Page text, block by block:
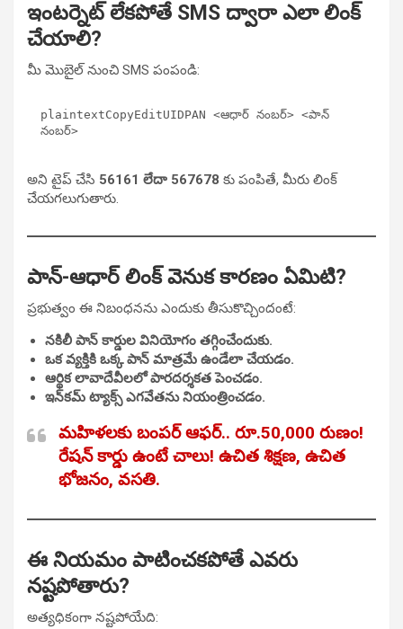
ఇంటర్నెట్ లేకపోతే SMS ద్వారా ఎలా లింక్
చేయాలి?
మీ మొబైల్ నుంచి SMS పంపండి:
plaintextCopyEditUIDPAN <ఆధార్ నంబర్> <పాన్
అని టైప్ చేసి 56161 లేదా 567678 కు పంపితే, మీరు లింక్
చేయగలుగుతారు.
పాన్-ఆధార్ లింక్ వెనుక కారణం ఏమిటి?
ప్రభుత్వం ఈ నిబంధనను ఎందుకు తీసుకొచ్చిందంటే:
నకిలీ పాన్ కార్డుల వినియోగం తగ్గించేందుకు.
ఒక వ్యక్తికి ఒక్క పాన్ మాత్రమే ఉండేలా చేయడం.
ఆర్థిక లావాదేవీలలో పారదర్శకత పెంచడం.
ఇన్‌కమ్ ట్యాక్స్ ఎగవేతను నియంత్రించడం.
మహిళలకు బంపర్ ఆఫర్.. రూ.50,000 రుణం!
రేషన్ కార్డు ఉంటే చాలు! ఉచిత శిక్షణ, ఉచిత
భోజనం, వసతి.
ఈ నియమం పాటించకపోతే ఎవరు
నష్టపోతారు?
అత్యధికంగా నష్టపోయేది: